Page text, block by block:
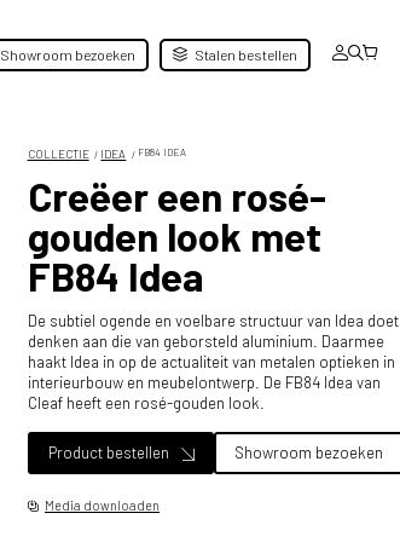
Showroom bezoeken Stalen bestellen
COLLECTIE IDEA FB84 IDEA
Creëer een rosé-
gouden look met
FB84 Idea
De subtiel ogende en voelbare structuur van Idea doet
denken aan die van geborsteld aluminium. Daarmee
haakt Idea in op de actualiteit van metalen optieken in
interieurbouw en meubelontwerp. De FB84 Idea van
Cleaf heeft een rosé-gouden look.
Product bestellen Showroom bezoeken
Media downloaden